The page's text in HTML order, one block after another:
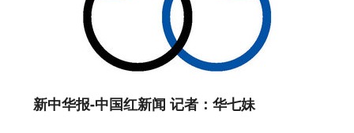
新中华报-中国红新闻 记者：华七妹